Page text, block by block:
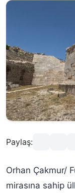
Paylaş:
Orhan Çakmur/
mirasına sahip